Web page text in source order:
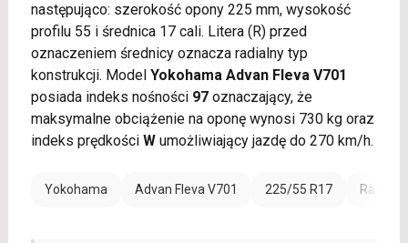
następująco: szerokość opony 225 mm, wysokość
profilu 55 i średnica 17 cali. Litera (R) przed
oznaczeniem średnicy oznacza radialny typ
konstrukcji. Model Yokohama Advan Fleva V701
posiada indeks nośności 97oznaczający, że
maksymalne obciążenie na oponę wynosi 730 kg oraz
indeks prędkości Wumożliwiający jazdę do 270 km/h.
Yokohama Advan Fleva V701 225/55 R17 Rant